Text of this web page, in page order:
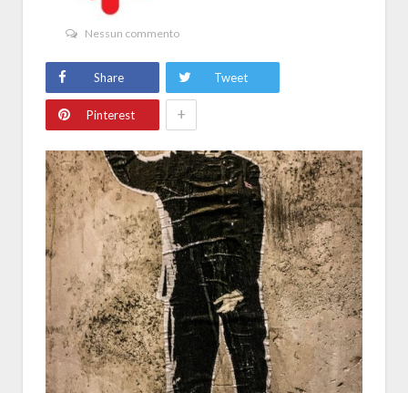
Nessun commento
Share Tweet
Pinterest +